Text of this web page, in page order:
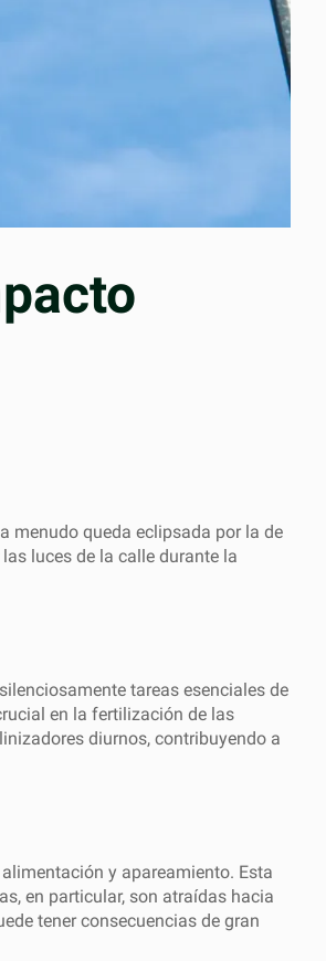
menudo queda eclipsada por la de
luces de la calle durante la
tareas esenciales de
en la fertilización de las
diurnos, contribuyendo a
y apareamiento. Esta
en particular, son atraídas hacia
tener consecuencias de gran